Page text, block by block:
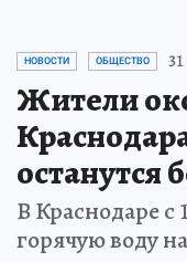
НОВОСТИ ОБЩЕСТВО
Жители
останутся
В Краснодаре
горячую воду